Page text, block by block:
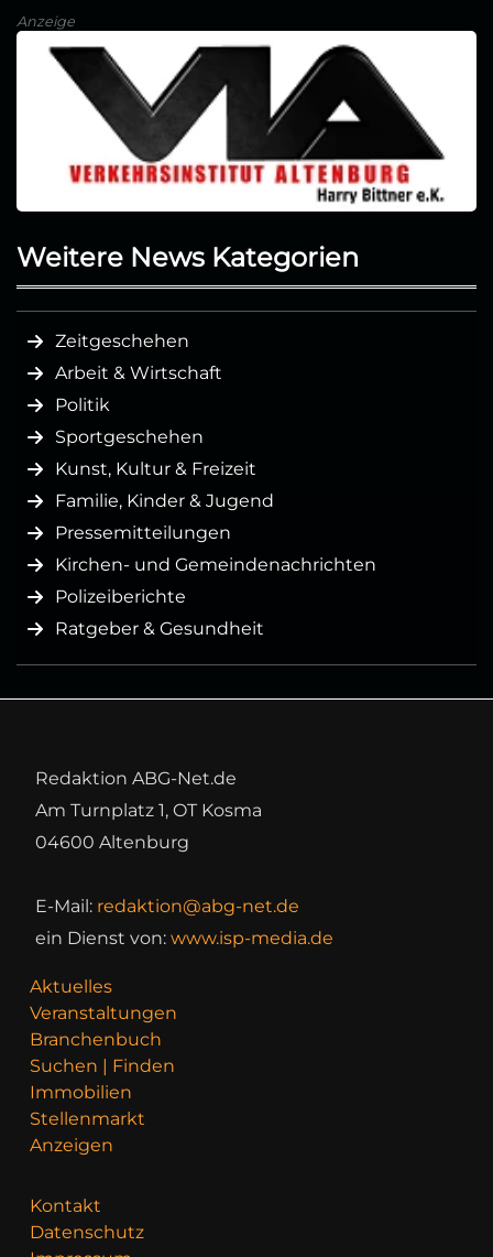
Anzeige
Weitere News Kategorien
Zeitgeschehen
Arbeit & Wirtschaft
Politik
Sportgeschehen
Kunst, Kultur & Freizeit
Familie, Kinder & Jugend
Pressemitteilungen
Kirchen- und Gemeindenachrichten
Polizeiberichte
Ratgeber & Gesundheit
Redaktion ABG-Net.de
Am Turnplatz 1, OT Kosma
04600 Altenburg
E-Mail: redaktion@abg-net.de
ein Dienst von: www.isp-media.de
Aktuelles
Veranstaltungen
Branchenbuch
Suchen | Finden
Immobilien
Stellenmarkt
Anzeigen
Kontakt
Datenschutz